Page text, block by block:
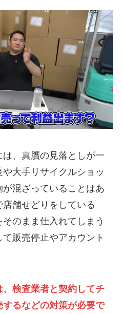
、真贋の見落としが一
大手リサイクルショッ
混ざっていることはあ
舗せどりをしている
のまま仕入れてしまう
販売停止やアカウント
検査業者と契約してチ
るなどの対策が必要で